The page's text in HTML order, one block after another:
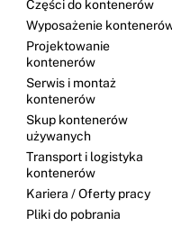
Części do kontenerów
Wyposażenie
Projektowanie
kontenerów
Serwis i montaż
kontenerów
Skup kontenerów
używanych
Transport i logistyka
kontenerów
Kariera / Oferty pracy
Pliki do pobrania